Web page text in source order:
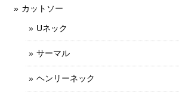
カットソー
Uネック
サーマル
ヘンリーネック